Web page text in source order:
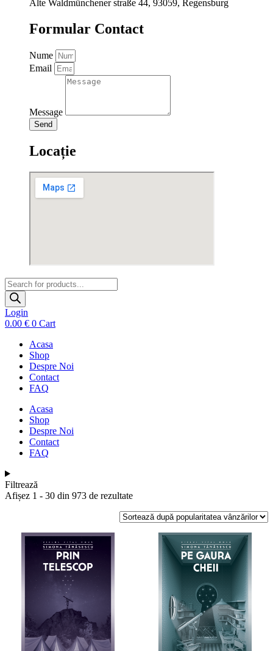
Alte Waldmünchener straße 44, 93059, Regensburg
Formular Contact
Nume
Email
Message
Send
Locație
Products
search
Login
0.00 € 0 Cart
Acasa
Shop
Despre Noi
Contact
FAQ
Acasa
Shop
Despre Noi
Contact
FAQ
Filtrează
Afișez 1 - 30 din 973 de rezultateSortat
popularitate